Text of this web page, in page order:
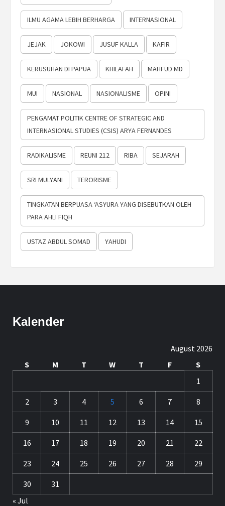
ILMU AGAMA LEBIH BERHARGA INTERNASIONAL
JEJAK JOKOWI JUSUF KALLA KAFIR
KERUSUHAN DI PAPUA KHILAFAH MAHFUD MD
MUI NASIONAL NASIONALISME OPINI
PENGAMAT POLITIK CENTRE OF STRATEGIC AND
INTERNASIONAL STUDIES (CSIS) ARYA FERNANDES
RADIKALISME REUNI 212 RIBA SEJARAH
SRI MULYANI TERORISME
TINGKATAN BERPUASA ‘ASYURA YANG DISEBUTKAN OLEH
PARA AHLI FIQH
USTAZ ABDUL SOMAD YAHUDI
Kalender
August 2026
S
M T W T F
S
1
2 3 4 5 6 7 8
9 10 11 12 13 14 15
16 17 18 19 20 21 22
23 24 25 26 27 28 29
30
31
« Jul